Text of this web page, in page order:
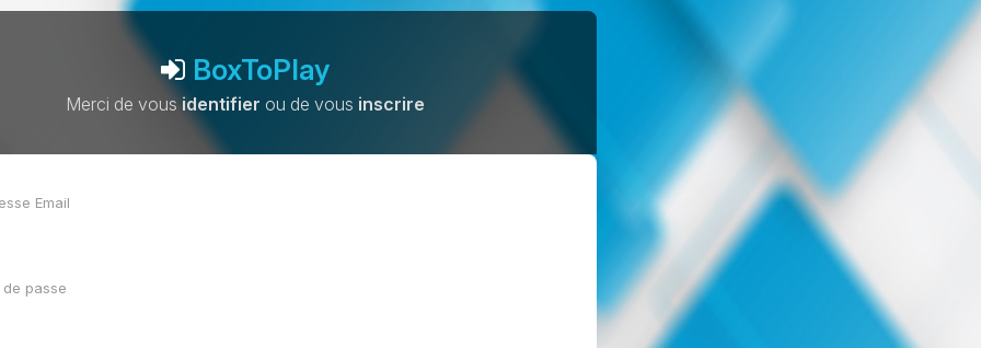
BoxToPlay
Merci de vousidentifier ou de vous inscrire